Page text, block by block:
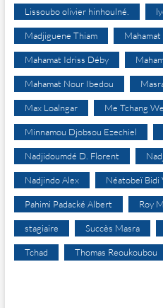
Lissoubo olivier hinhoulné.
Madjiguene Thiam
Mahamat Idriss Déby
Mahamat Nour Ibedou
Max Loalngar Me Tchang
Minnamou Djobsou Ezechiel
Nadjidoumdé D. Florent
Nadjindo Alex Néatobeï Bidi
Pahimi Padacké Albert Roy
stagiaire Succès Masra
Tchad Thomas Reoukoubou